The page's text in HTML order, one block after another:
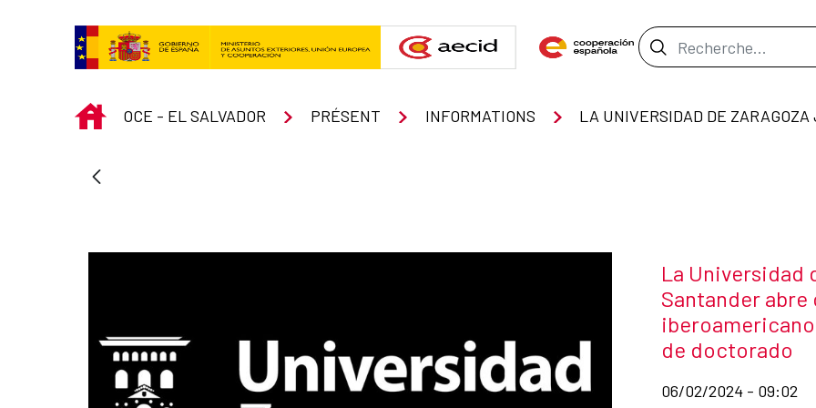
Barre de
INICIO
OCE - EL SALVADOR PRÉSENT INFORMATIONS
Título de la
La Universidad
Santander
de doctorado
Fecha de publicación
06/02/2024 - 09:02